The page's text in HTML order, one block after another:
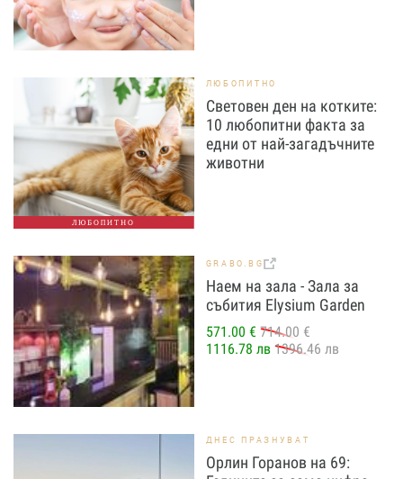
ЛЮБОПИТНО
ЛЮБОПИТНО
Световен ден на котките:
10 любопитни факта за
едни от най-загадъчните
животни
GRABO.BG
Наем на зала - Зала за
събития Elysium Garden
571.00 € 714.00 €
1116.78 лв 1396.46 лв
ДНЕС ПРАЗНУВАТ
Орлин Горанов на 69: